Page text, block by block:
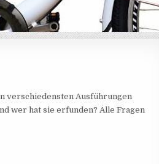
verschiedensten Ausführungen
wer hat sie erfunden? Alle Fragen